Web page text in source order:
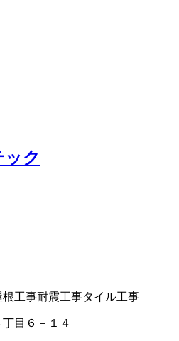
ク
根工事耐震工事タイル工事
目６－１４